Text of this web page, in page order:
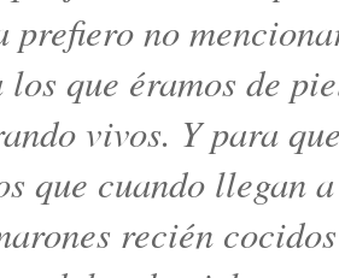
prefiero no
los que éramos de
vivos. Y para
que cuando llegan
recién